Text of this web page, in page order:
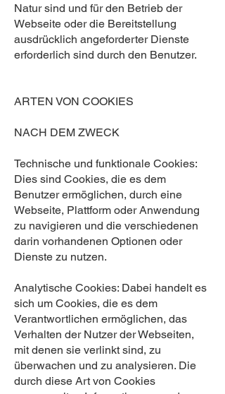
Natur sind und für den Betrieb der
Webseite oder die Bereitstellung
ausdrücklich angeforderter Dienste
erforderlich sind durch den Benutzer.
ARTEN VON COOKIES
NACH DEM ZWECK
Technische und funktionale Cookies:
Dies sind Cookies, die es dem
Benutzer ermöglichen, durch eine
Webseite, Plattform oder Anwendung
zu navigieren und die verschiedenen
darin vorhandenen Optionen oder
Dienste zu nutzen.
Analytische Cookies: Dabei handelt es
sich um Cookies, die es dem
Verantwortlichen ermöglichen, das
Verhalten der Nutzer der Webseiten,
mit denen sie verlinkt sind, zu
überwachen und zu analysieren. Die
durch diese Art von Cookies